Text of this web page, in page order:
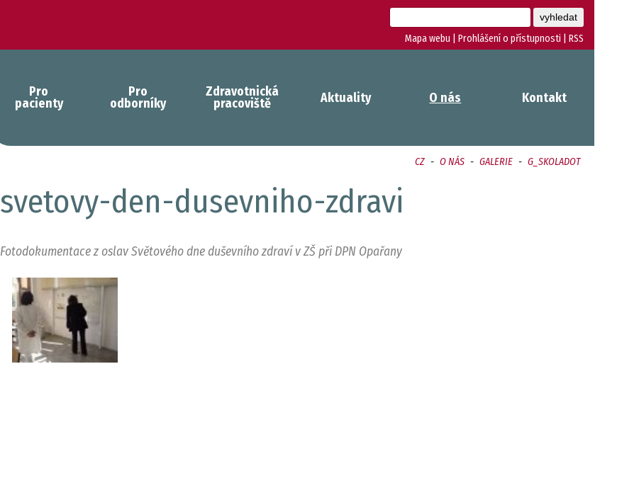
Mapa webu Prohlášení o přístupnosti RSS
Pro
pacienty
Pro
odborníky
Zdravotnická
pracoviště
Aktuality O nás Kontakt
CZ - O NÁS - GALERIE - G_SKOLADOT
svetovy-den-dusevniho-zdravi
Fotodokumentace z oslav Světového dne duševního zdraví v ZŠ při DPN Opařany